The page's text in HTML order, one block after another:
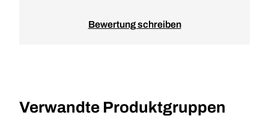
Bewertung schreiben
Verwandte Produktgruppen